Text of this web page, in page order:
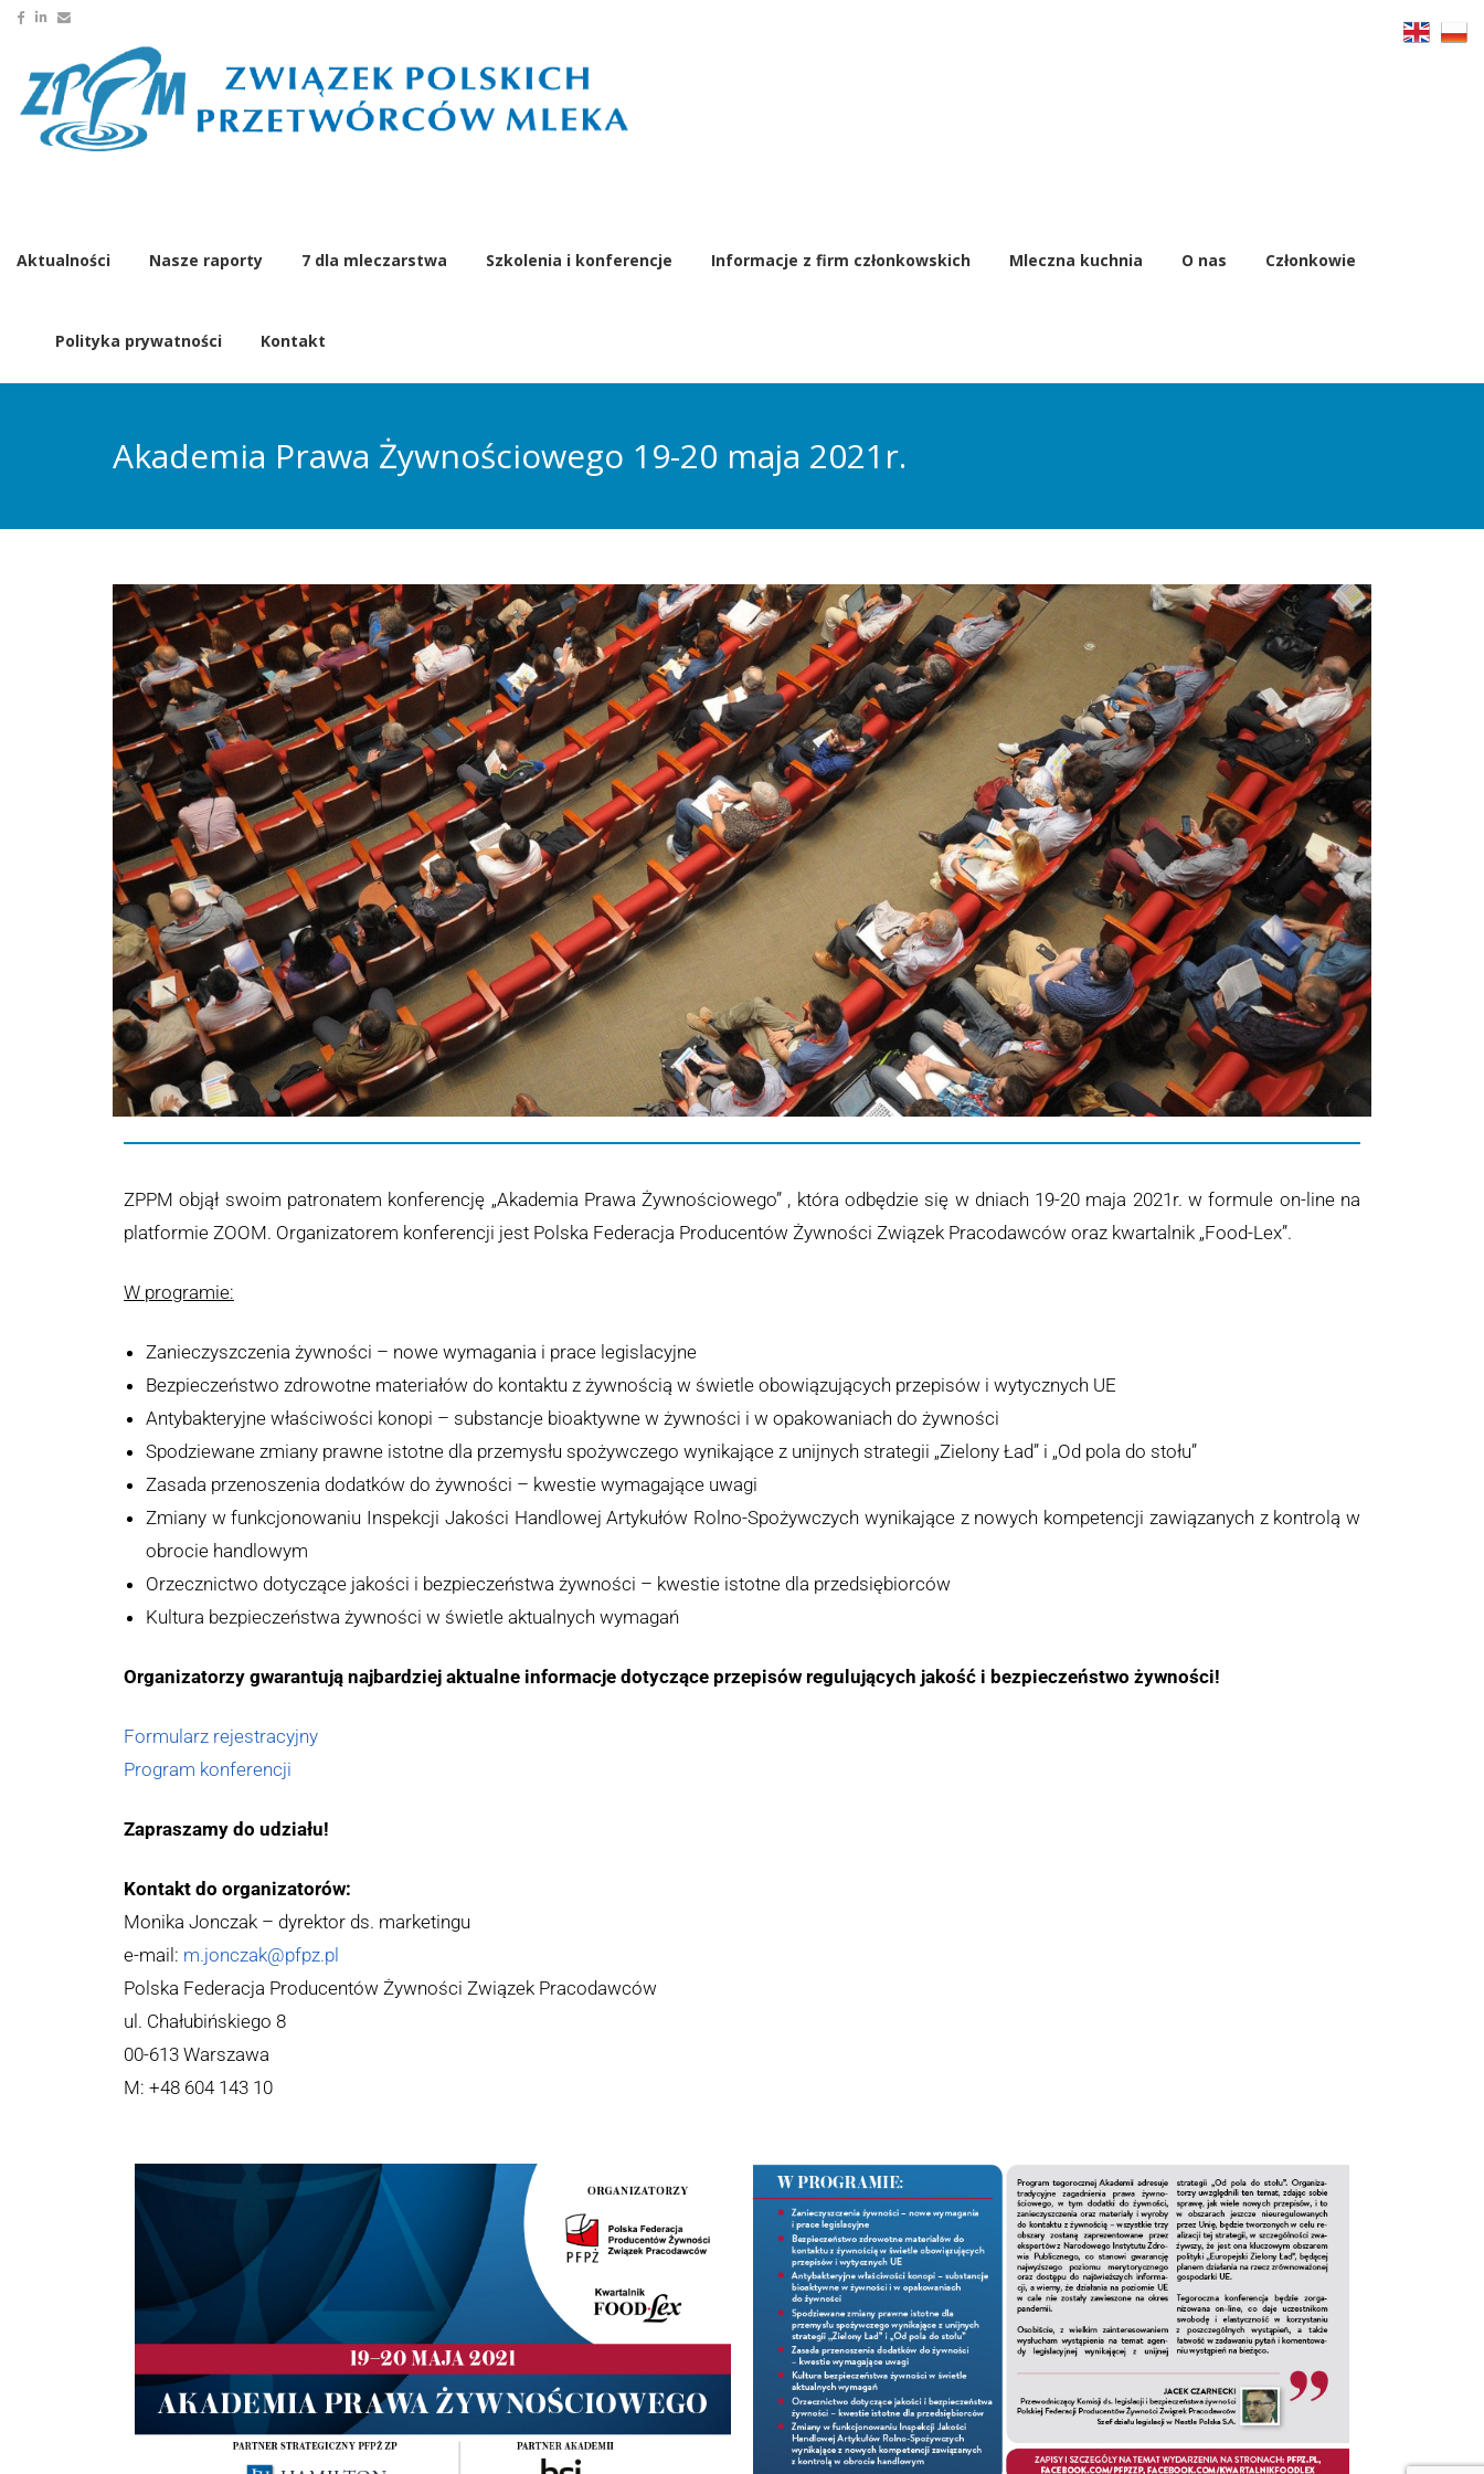
Aktualności Nasze raporty 7 dla mleczarstwa Szkolenia i konferencje Informacje z firm członkowskich Mleczna kuchnia O nas Członkowie
Polityka prywatności Kontakt
Akademia Prawa Żywnościowego 19-20 maja 2021r.
ZPPM objął swoim patronatem konferencję „Akademia Prawa Żywnościowego” , która odbędzie się w dniach 19-20 maja 2021r. w formule on-line na
platformie ZOOM. Organizatorem konferencji jest Polska Federacja Producentów Żywności Związek Pracodawców oraz kwartalnik „Food-Lex”.
W programie:
Zanieczyszczenia żywności – nowe wymagania i prace legislacyjne
Bezpieczeństwo zdrowotne materiałów do kontaktu z żywnością w świetle obowiązujących przepisów i wytycznych UE
Antybakteryjne właściwości konopi – substancje bioaktywne w żywności i w opakowaniach do żywności
Spodziewane zmiany prawne istotne dla przemysłu spożywczego wynikające z unijnych strategii „Zielony Ład” i „Od pola do stołu”
Zasada przenoszenia dodatków do żywności – kwestie wymagające uwagi
Zmiany w funkcjonowaniu Inspekcji Jakości Handlowej Artykułów Rolno-Spożywczych wynikające z nowych kompetencji zawiązanych z kontrolą w
obrocie handlowym
Orzecznictwo dotyczące jakości i bezpieczeństwa żywności – kwestie istotne dla przedsiębiorców
Kultura bezpieczeństwa żywności w świetle aktualnych wymagań
Organizatorzy gwarantują najbardziej aktualne informacje dotyczące przepisów regulujących jakość i bezpieczeństwo żywności!
Formularz rejestracyjny
Program konferencji
Zapraszamy do udziału!
Kontakt do organizatorów:
Monika Jonczak – dyrektor ds. marketingu
e-mail: m.jonczak@pfpz.pl
Polska Federacja Producentów Żywności Związek Pracodawców
ul. Chałubińskiego 8
00-613 Warszawa
M: +48 604 143 10